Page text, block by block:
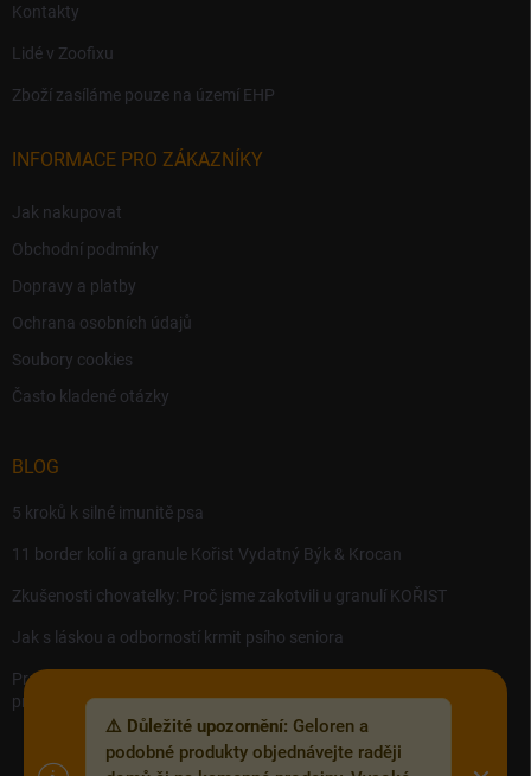
⚠️ Důležité upozornění: Geloren a
podobné produkty objednávejte raději
Kontakty
Lidé v Zoofixu
Zboží zasíláme pouze na území EHP
INFORMACE PRO ZÁKAZNÍKY
Jak nakupovat
Obchodní podmínky
Dopravy a platby
Ochrana osobních údajů
Soubory cookies
Často kladené otázky
BLOG
5 kroků k silné imunitě psa
11 border kolií a granule Kořist Vydatný Býk & Krocan
Zkušenosti chovatelky: Proč jsme zakotvili u granulí KOŘIST
Jak s láskou a odborností krmit psího seniora
Precision MICROBES – Koktejl tělu prospěšných živých bakterií,
probiotik a postbiotik.